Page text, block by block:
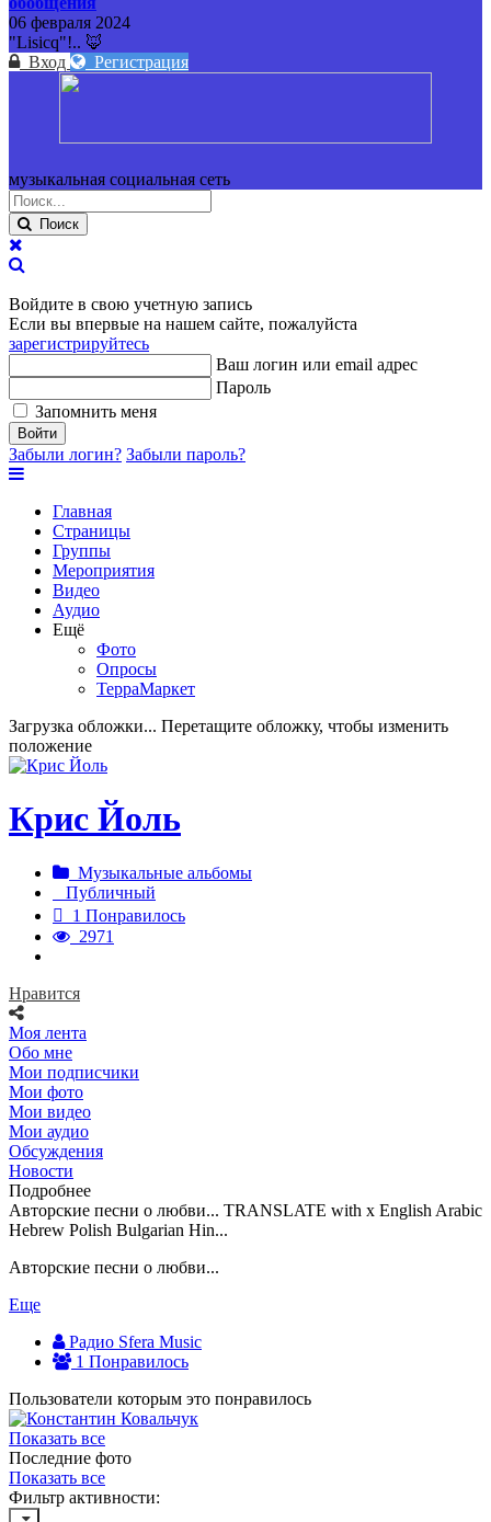
06 февраля 2024
"Lisicq"!.. 🦊
Вход
Регистрация
музыкальная социальная сеть
Поиск
Войдите в свою учетную запись
Если вы впервые на нашем сайте, пожалуйста
зарегистрируйтесь
Ваш логин или email адрес
Пароль
Запомнить меня
Войти
Забыли логин? Забыли пароль?
Главная
Страницы
Группы
Мероприятия
Видео
Аудио
Ещё
Фото
Опросы
ТерраМаркет
Загрузка обложки... Перетащите обложку, чтобы изменить
положение
Крис Йоль
Музыкальные альбомы
Публичный
1 Понравилось
2971
Нравится
Моя лента
Обо мне
Мои подписчики
Мои фото
Мои видео
Мои аудио
Обсуждения
Новости
Подробнее
Авторские песни о любви... TRANSLATE with x English Arabic
Hebrew Polish Bulgarian Hin...
Авторские песни о любви...
Еще
Радио Sfera Music
1 Понравилось
Пользователи которым это понравилось
Показать все
Последние фото
Показать все
Фильтр активности: